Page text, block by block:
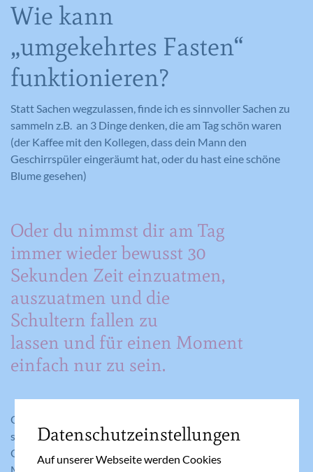
Wie kann
„umgekehrtes Fasten“
funktionieren?
Statt Sachen wegzulassen, finde ich es sinnvoller Sachen zu
sammeln z.B. an 3 Dinge denken, die am Tag schön waren
(der Kaffee mit den Kollegen, dass dein Mann den
Geschirrspüler eingeräumt hat, oder du hast eine schöne
Blume gesehen)
Oder du nimmst dir am Tag
immer wieder bewusst 30
Sekunden Zeit einzuatmen,
auszuatmen und die
Schultern fallen zu
lassen und für einen Moment
einfach nur zu sein.
Oder wie wäre es, 30 Minuten bewusst mit den Kindern zu
spielen? Lesen wir die Ostergeschichte vor, malen ein
Osterbild ganz bewusst im hier und jetzt. Eine weitere
Datenschutzeinstellungen
Auf unserer Webseite werden Cookies